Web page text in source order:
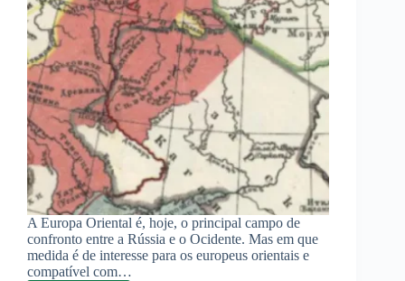
A Europa Oriental é, hoje, o principal campo de
confronto entre a Rússia e o Ocidente. Mas em que
medida é de interesse para os europeus orientais e
compatível com…